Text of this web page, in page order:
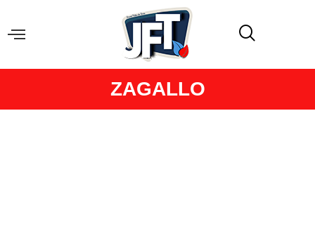
ZAGALLO